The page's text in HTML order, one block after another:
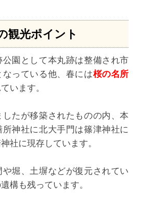
観光ポイント
園として本丸跡は整備され市
っている他、春には桜の名所
います。
たが移築されたものの内、本
神社に北大手門は篠津神社に
社に現存しています。
堀、土塀などが復元されてい
構も残っています。